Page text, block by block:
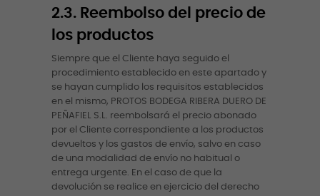
2.3. Reembolso del precio de
los productos
Siempre que el Cliente haya seguido el
procedimiento establecido en este apartado y
se hayan cumplido los requisitos establecidos
en el mismo, PROTOS BODEGA RIBERA DUERO DE
PEÑAFIEL S.L. reembolsará el precio abonado
por el Cliente correspondiente a los productos
devueltos y los gastos de envío, salvo en caso
de una modalidad de envío no habitual o
entrega urgente. En el caso de que la
devolución se realice en ejercicio del derecho